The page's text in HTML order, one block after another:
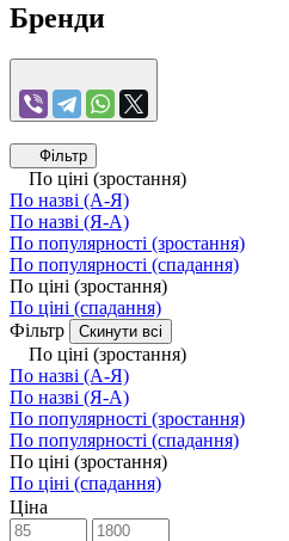
Бренди
Фільтр
По ціні (зростання)
По назві (А-Я)
По назві (Я-А)
По популярності (зростання)
По популярності (спадання)
По ціні (зростання)
По ціні (спадання)
Фільтр
Скинути всі
По ціні (зростання)
По назві (А-Я)
По назві (Я-А)
По популярності (зростання)
По популярності (спадання)
По ціні (зростання)
По ціні (спадання)
Ціна